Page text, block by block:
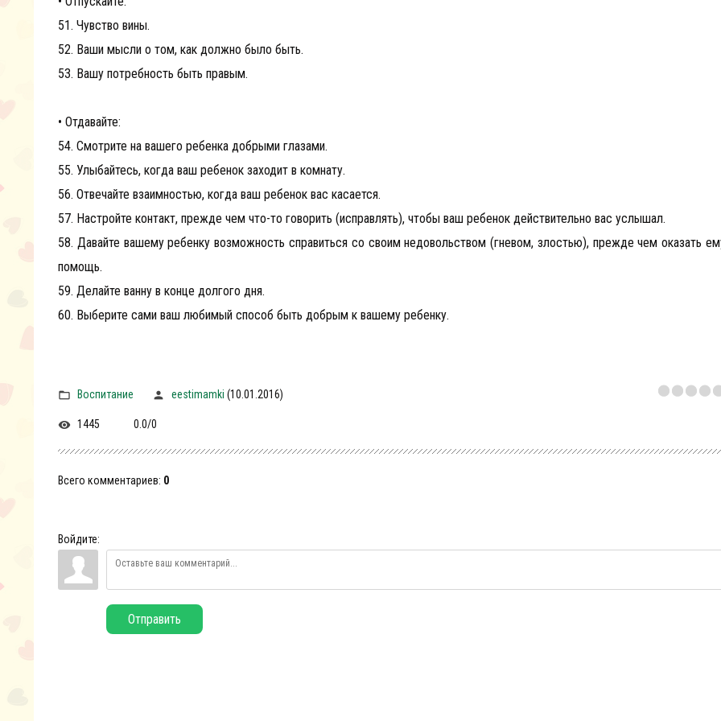
51. Чувство вины.
52. Ваши мысли о том, как должно было быть.
53. Вашу потребность быть правым.
• Отдавайте:
54. Смотрите на вашего ребенка добрыми глазами.
55. Улыбайтесь, когда ваш ребенок заходит в комнату.
56. Отвечайте взаимностью, когда ваш ребенок вас касается.
57. Настройте контакт, прежде чем что-то говорить (исправлять), чтобы ваш ребенок действительно вас услышал.
58. Давайте вашему ребенку возможность справиться со своим недовольством (гневом, злостью), прежде чем оказать
помощь.
59. Делайте ванну в конце долгого дня.
60. Выберите сами ваш любимый способ быть добрым к вашему ребенку.
Воспитание eestimamki (10.01.2016)
1445 0.0/0
Всего комментариев: 0
Войдите:
Отправить